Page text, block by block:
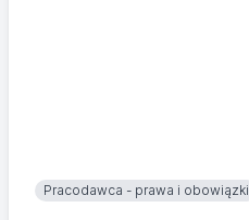
Pracodawca - prawa i obowiązki